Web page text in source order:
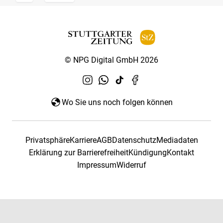
© NPG Digital GmbH 2026
Wo Sie uns noch folgen können
PrivatsphäreKarriereAGBDatenschutzMediadaten
Erklärung zur BarrierefreiheitKündigungKontakt
ImpressumWiderruf